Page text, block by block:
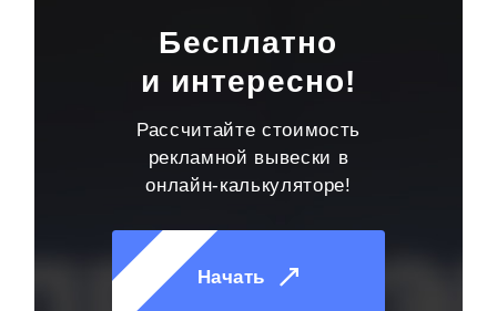
Бесплатно
и интересно!
Рассчитайте стоимость
рекламной вывески в
онлайн-калькуляторе!
Начать